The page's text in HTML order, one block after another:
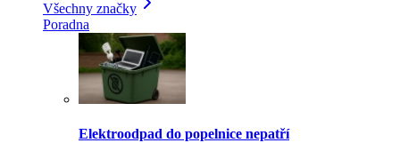
Všechny značky
Poradna
Elektroodpad do popelnice nepatří